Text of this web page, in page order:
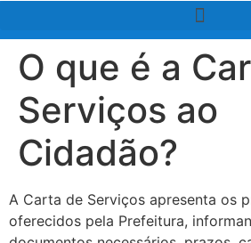
O que é a
Serviços ao
Cidadão?
A Carta de Serviços apresenta os
oferecidos pela Prefeitura,